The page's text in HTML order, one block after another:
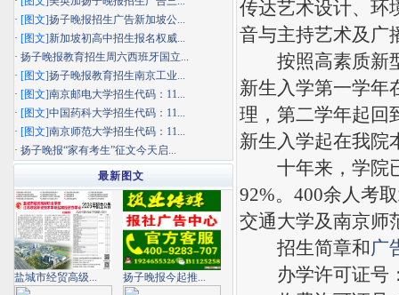
传达艺术设计、环
音与主持艺术及广
按照高素质新型
新生入学第一学年
理，第二学年起回
新生入学起在我院
十年来，学院已
92%。400余人考
交通大学及南京师
招生简章和广
办学许可证号：
· [图文]扬子晚报招生广告新加坡公...
· [图文]新加坡初高中招生报名权威...
· 扬子晚报教育招生周六西班牙国立...
· [图文]扬子晚报教育招生南京工业...
· [图文]南京邮电大学招生代码：11...
· [图文]中国药科大学招生代码：11...
· [图文]南京师范大学招生代码：11...
· 扬子晚报“家有考生”征文今天启...
最新图文
盐城市经贸高级... 扬子晚报今起推...